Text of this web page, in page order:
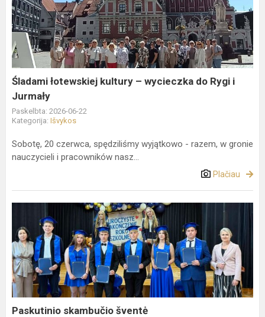
kultury
–
wycieczka
do
Rygi
i
Jurmały
Śladami łotewskiej kultury – wycieczka do Rygi i
Jurmały
Paskelbta: 2026-06-22
Kategorija: Išvykos
Sobotę, 20 czerwca, spędziliśmy wyjątkowo - razem, w gronie
nauczycieli i pracowników nasz...
Plačiau
skambučio
šventė
Paskutinio skambučio šventė